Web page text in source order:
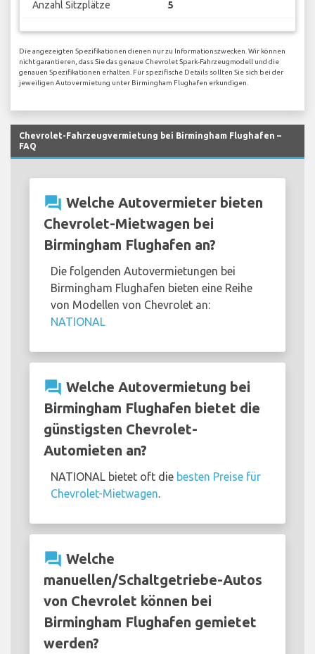
Anzahl Sitzplätze 5
Die angezeigten Spezifikationen dienen nur zu Informationszwecken. Wir können
nicht garantieren, dass Sie das genaue Chevrolet Spark-Fahrzeugmodell und die
genauen Spezifikationen erhalten. Für spezifische Details sollten Sie sich bei der
jeweiligen Autovermietung unter Birmingham Flughafen erkundigen.
Chevrolet-Fahrzeugvermietung bei Birmingham Flughafen –
FAQ
question_answer Welche Autovermieter bieten
Chevrolet-Mietwagen bei
Birmingham Flughafen an?
Die folgenden Autovermietungen bei
Birmingham Flughafen bieten eine Reihe
von Modellen von Chevrolet an:
NATIONAL
question_answer Welche Autovermietung bei
Birmingham Flughafen bietet die
günstigsten Chevrolet-
Automieten an?
NATIONAL bietet oft die besten Preise für
Chevrolet-Mietwagen
question_answer Welche
manuellen/Schaltgetriebe-Autos
von Chevrolet können bei
Birmingham Flughafen gemietet
werden?